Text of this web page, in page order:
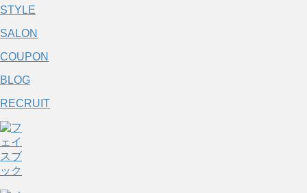
STYLE
SALON
COUPON
BLOG
RECRUIT